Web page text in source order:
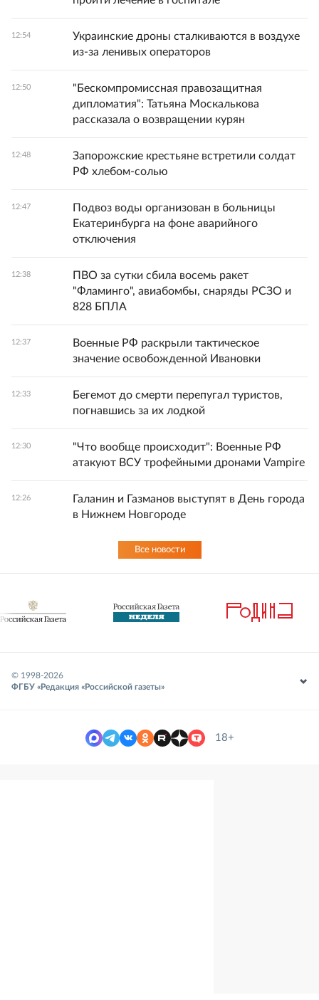
12:54
Украинские дроны сталкиваются в воздухе
из-за ленивых операторов
12:50
"Бескомпромиссная правозащитная
дипломатия": Татьяна Москалькова
рассказала о возвращении курян
12:48
Запорожские крестьяне встретили солдат
РФ хлебом-солью
12:47
Подвоз воды организован в больницы
Екатеринбурга на фоне аварийного
отключения
12:38
ПВО за сутки сбила восемь ракет
"Фламинго", авиабомбы, снаряды РСЗО и
828 БПЛА
12:37
Военные РФ раскрыли тактическое
значение освобожденной Ивановки
12:33
Бегемот до смерти перепугал туристов,
погнавшись за их лодкой
12:30
"Что вообще происходит": Военные РФ
атакуют ВСУ трофейными дронами Vampire
12:26
Галанин и Газманов выступят в День города
в Нижнем Новгороде
Все новости
© 1998-2026
ФГБУ «Редакция «Российской газеты»
18+